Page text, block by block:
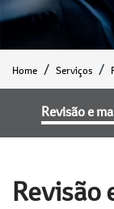
Home Serviços
Revisão e
Revisão